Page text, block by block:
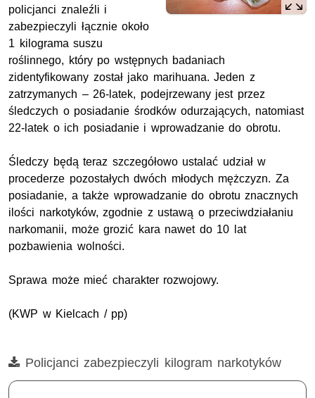
policjanci znaleźli i
zabezpieczyli łącznie około
1 kilograma suszu
roślinnego, który po wstępnych badaniach
zidentyfikowany został jako marihuana. Jeden z
zatrzymanych – 26-latek, podejrzewany jest przez
śledczych o posiadanie środków odurzających, natomiast
22-latek o ich posiadanie i wprowadzanie do obrotu.
Śledczy będą teraz szczegółowo ustalać udział w
procederze pozostałych dwóch młodych mężczyzn. Za
posiadanie, a także wprowadzanie do obrotu znacznych
ilości narkotyków, zgodnie z ustawą o przeciwdziałaniu
narkomanii, może grozić kara nawet do 10 lat
pozbawienia wolności.
Sprawa może mieć charakter rozwojowy.
(KWP w Kielcach / pp)
Film
Policjanci zabezpieczyli kilogram narkotyków